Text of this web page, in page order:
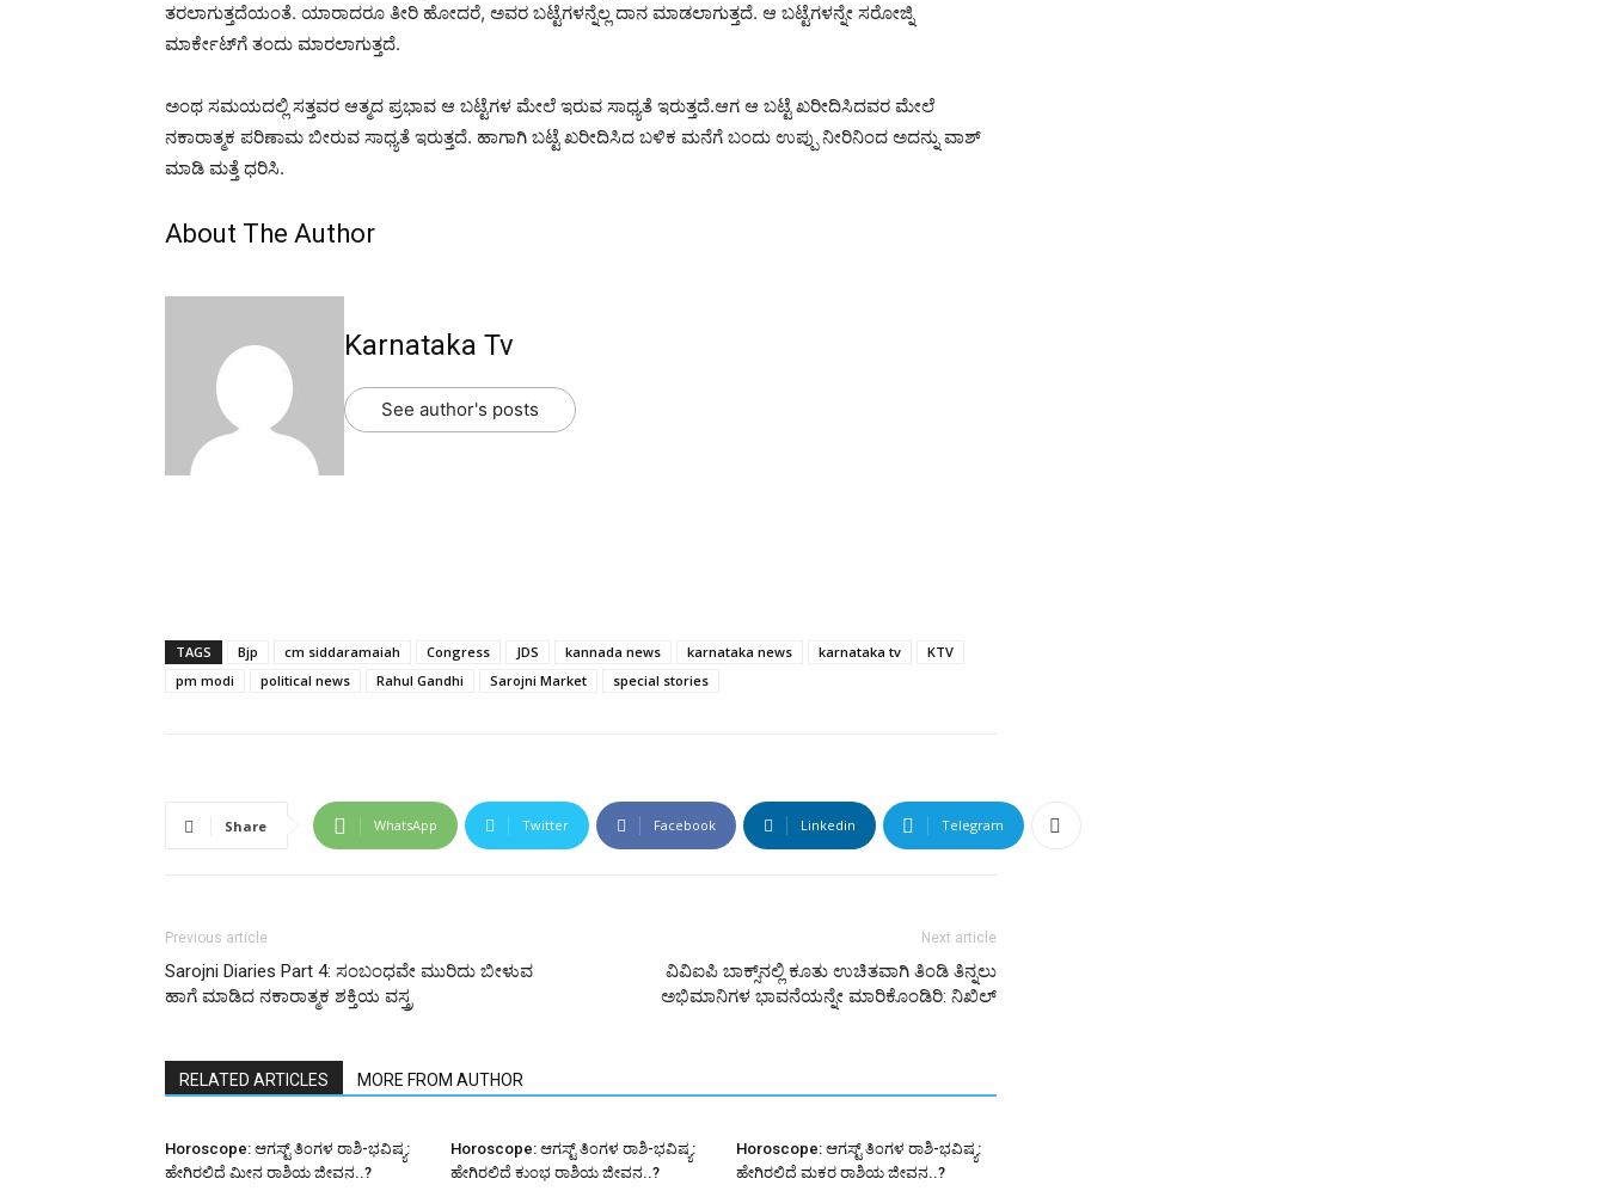
ತರಲಾಗುತ್ತದೆಯಂತೆ. ಯಾರಾದರೂ ತೀರಿ ಹೋದರೆ, ಅವರ ಬಟ್ಟೆಗಳನ್ನೆಲ್ಲ ದಾನ ಮಾಡಲಾಗುತ್ತದೆ. ಆ ಬಟ್ಟೆಗಳನ್ನೇ ಸರೋಜ್ನಿ
ಮಾರ್ಕೇಟ್‌ಗೆ ತಂದು ಮಾರಲಾಗುತ್ತದೆ.
ಅಂಥ ಸಮಯದಲ್ಲಿ ಸತ್ತವರ ಆತ್ಮದ ಪ್ರಭಾವ ಆ ಬಟ್ಟೆಗಳ ಮೇಲೆ ಇರುವ ಸಾಧ್ಯತೆ ಇರುತ್ತದೆ.ಆಗ ಆ ಬಟ್ಟೆ ಖರೀದಿಸಿದವರ ಮೇಲೆ
ನಕಾರಾತ್ಮಕ ಪರಿಣಾಮ ಬೀರುವ ಸಾಧ್ಯತೆ ಇರುತ್ತದೆ. ಹಾಗಾಗಿ ಬಟ್ಟೆ ಖರೀದಿಸಿದ ಬಳಿಕ ಮನೆಗೆ ಬಂದು ಉಪ್ಪು ನೀರಿನಿಂದ ಅದನ್ನು ವಾಶ್
ಮಾಡಿ ಮತ್ತೆ ಧರಿಸಿ.
About The Author
Karnataka Tv
See author's posts
TAGS Bjp cm siddaramaiah Congress JDS kannada news karnataka news karnataka tv
KTV
pm modi
political news Rahul Gandhi Sarojni Market special stories
Share WhatsApp Twitter Facebook Linkedin Telegram
Previous article
Sarojni Diaries Part 4: ಸಂಬಂಧವೇ ಮುರಿದು ಬೀಳುವ
ಹಾಗೆ ಮಾಡಿದ ನಕಾರಾತ್ಮಕ ಶಕ್ತಿಯ ವಸ್ತ್ರ
Next article
ವಿವಿಐಪಿ ಬಾಕ್ಸ್‌ನಲ್ಲಿ ಕೂತು ಉಚಿತವಾಗಿ ತಿಂಡಿ ತಿನ್ನಲು
ಅಭಿಮಾನಿಗಳ ಭಾವನೆಯನ್ನೇ ಮಾರಿಕೊಂಡಿರಿ: ನಿಖಿಲ್
RELATED ARTICLES MORE FROM AUTHOR
Horoscope: ಆಗಸ್ಟ್ ತಿಂಗಳ ರಾಶಿ-ಭವಿಷ್ಯ:
ಹೇಗಿರಲಿದೆ ಮೀನ ರಾಶಿಯ ಜೀವನ..?
Horoscope: ಆಗಸ್ಟ್ ತಿಂಗಳ ರಾಶಿ-ಭವಿಷ್ಯ:
ಹೇಗಿರಲಿದೆ ಕುಂಭ ರಾಶಿಯ ಜೀವನ..?
Horoscope: ಆಗಸ್ಟ್ ತಿಂಗಳ ರಾಶಿ-ಭವಿಷ್ಯ:
ಹೇಗಿರಲಿದೆ ಮಕರ ರಾಶಿಯ ಜೀವನ..?